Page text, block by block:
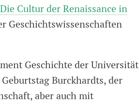
Cultur der Renaissance in
Geschichtswissenschaften
Geschichte der Universität
Burckhardts, der
aber auch mit